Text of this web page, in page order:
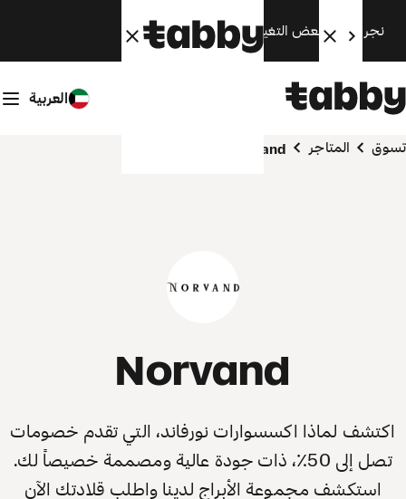
نجري الآن بعض التغييرات. سنعود قريبًا.
العربية
تسوق المتاجر Norvand
Norvand
اكتشف لماذا اكسسوارات نورفاند، التي تقدم خصومات
تصل إلى 50٪، ذات جودة عالية ومصممة خصيصاً لك.
استكشف مجموعة الأبراج لدينا واطلب قلادتك الآن